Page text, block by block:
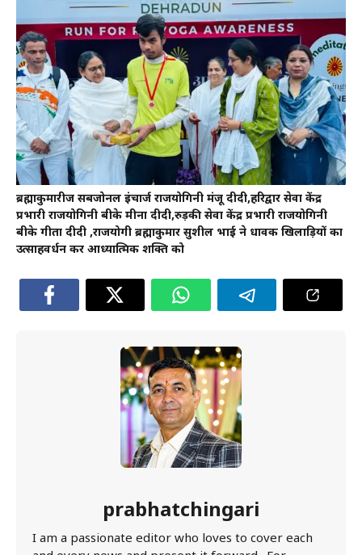
ब्रह्माकुमारीज सबजोनल इंचार्ज राजयोगिनी मंजू दीदी,हरिद्वार सेवा केंद्र
प्रभारी राजयोगिनी बीके मीना दीदी,रुड़की सेवा केंद्र प्रभारी राजयोगिनी
बीके गीता दीदी ,राजयोगी ब्रह्माकुमार सुशील भाई ने धावक खिलाड़ियों का
उत्साहवर्धन कर आध्यात्मिक शक्ति को
prabhatchingari
I am a passionate editor who loves to cover each